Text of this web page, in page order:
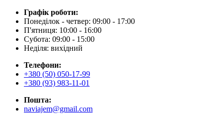
Графік роботи:
Понеділок - четвер: 09:00 - 17:00
П'ятниця: 10:00 - 16:00
Субота: 09:00 - 15:00
Неділя: вихідний
Телефони:
+380 (50) 050-17-99
+380 (93) 983-11-01
Пошта:
naviajem@gmail.com